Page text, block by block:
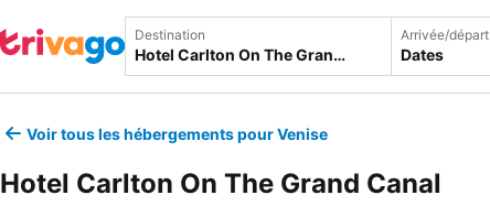
Destination Arrivée/départ
Dates
Voir tous les hébergements pour Venise
Hotel Carlton On The Grand Canal